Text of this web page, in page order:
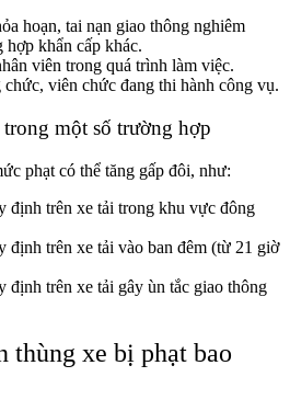
hoạn, tai nạn giao thông nghiêm
hợp khẩn cấp khác.
viên trong quá trình làm việc.
viên chức đang thi hành công vụ.
một số trường hợp
phạt có thể tăng gấp đôi, như:
định trên xe tải trong khu vực đông
định trên xe tải vào ban đêm (từ 21 giờ
định trên xe tải gây ùn tắc giao thông
xe bị phạt bao